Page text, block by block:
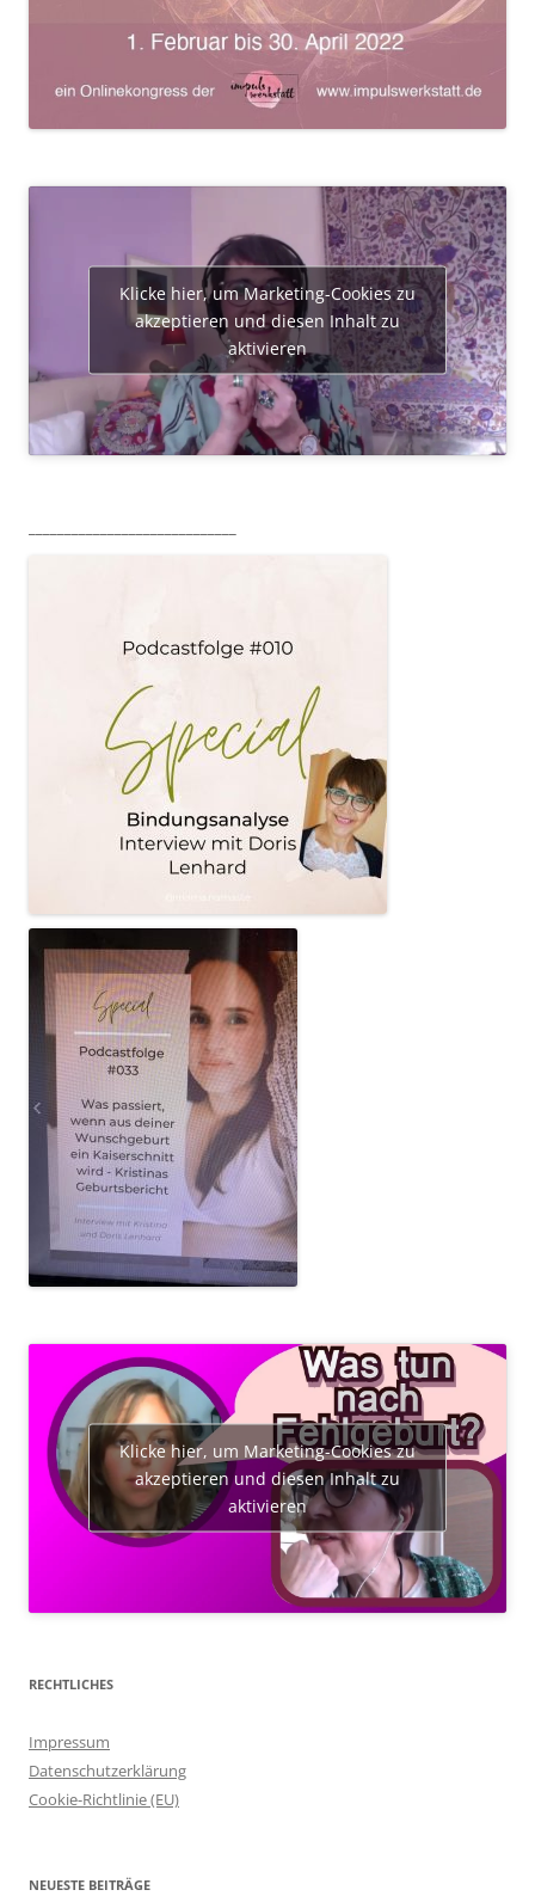
Klicke hier, um Marketing-Cookies zu
akzeptieren und diesen Inhalt zu
aktivieren
Klicke hier, um Marketing-Cookies zu
akzeptieren und diesen Inhalt zu
aktivieren
RECHTLICHES
Impressum
Datenschutzerklärung
Cookie-Richtlinie (EU)
NEUESTE BEITRÄGE